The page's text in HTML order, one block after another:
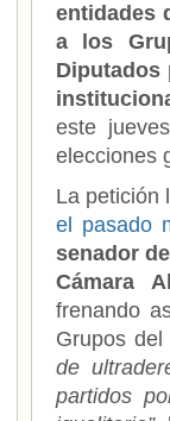
entidades
a los
Diputados
este
elecciones
La petición
el pasado
senador
Cámara
frenando
Grupos del
de
partidos